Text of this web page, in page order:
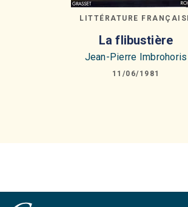
LITTÉRATURE
La flibustière
Jean-Pierre Imbrohoris
11/06/1981